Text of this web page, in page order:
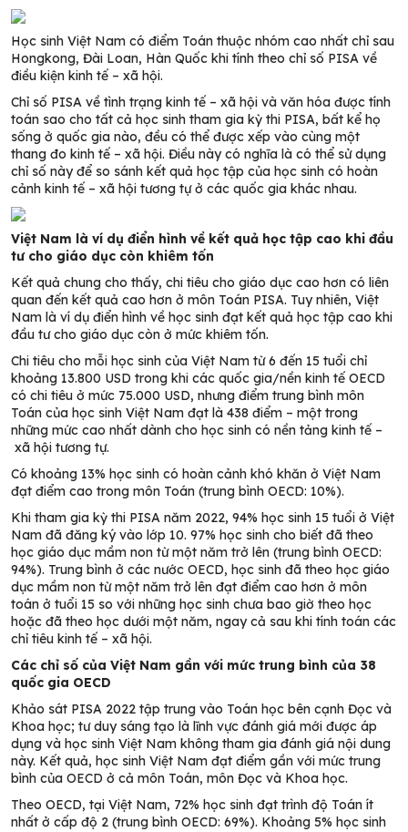
Học sinh Việt Nam có điểm Toán thuộc nhóm cao nhất chỉ sau
Hongkong, Đài Loan, Hàn Quốc khi tính theo chỉ số PISA về
điều kiện kinh tế – xã hội.
Chỉ số PISA về tình trạng kinh tế – xã hội và văn hóa được tính
toán sao cho tất cả học sinh tham gia kỳ thi PISA, bất kể họ
sống ở quốc gia nào, đều có thể được xếp vào cùng một
thang đo kinh tế – xã hội. Điều này có nghĩa là có thể sử dụng
chỉ số này để so sánh kết quả học tập của học sinh có hoàn
cảnh kinh tế – xã hội tương tự ở các quốc gia khác nhau.
Việt Nam là ví dụ điển hình về kết quả học tập cao khi đầu
tư cho giáo dục còn khiêm tốn
Kết quả chung cho thấy, chi tiêu cho giáo dục cao hơn có liên
quan đến kết quả cao hơn ở môn Toán PISA. Tuy nhiên, Việt
Nam là ví dụ điển hình về học sinh đạt kết quả học tập cao khi
đầu tư cho giáo dục còn ở mức khiêm tốn.
Chi tiêu cho mỗi học sinh của Việt Nam từ 6 đến 15 tuổi chỉ
khoảng 13.800 USD trong khi các quốc gia/nền kinh tế OECD
có chi tiêu ở mức 75.000 USD, nhưng điểm trung bình môn
Toán của học sinh Việt Nam đạt là 438 điểm – một trong
những mức cao nhất dành cho học sinh có nền tảng kinh tế –
xã hội tương tự.
Có khoảng 13% học sinh có hoàn cảnh khó khăn ở Việt Nam
đạt điểm cao trong môn Toán (trung bình OECD: 10%).
Khi tham gia kỳ thi PISA năm 2022, 94% học sinh 15 tuổi ở Việt
Nam đã đăng ký vào lớp 10. 97% học sinh cho biết đã theo
học giáo dục mầm non từ một năm trở lên (trung bình OECD:
94%). Trung bình ở các nước OECD, học sinh đã theo học giáo
dục mầm non từ một năm trở lên đạt điểm cao hơn ở môn
toán ở tuổi 15 so với những học sinh chưa bao giờ theo học
hoặc đã theo học dưới một năm, ngay cả sau khi tính toán các
chỉ tiêu kinh tế – xã hội.
Các chỉ số của Việt Nam gần với mức trung bình của 38
quốc gia OECD
Khảo sát PISA 2022 tập trung vào Toán học bên cạnh Đọc và
Khoa học; tư duy sáng tạo là lĩnh vực đánh giá mới được áp
dụng và học sinh Việt Nam không tham gia đánh giá nội dung
này. Kết quả, học sinh Việt Nam đạt điểm gần với mức trung
bình của OECD ở cả môn Toán, môn Đọc và Khoa học.
Theo OECD, tại Việt Nam, 72% học sinh đạt trình độ Toán ít
nhất ở cấp độ 2 (trung bình OECD: 69%). Khoảng 5% học sinh